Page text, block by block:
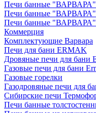
Печи банные "ВАРВАРА"
Печи банные "ВАРВАРА"
Печи банные "ВАРВАРА"
Коммерция
Комплектующие Варвара
Печи для бани ERMAK
Дровяные печи для бани
Газовые печи для бани
Газовые горелки
Газодровяные печи для
Сибирские печи
Печи банные